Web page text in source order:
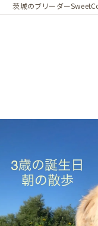
ドッグ
茨城のブリーダー